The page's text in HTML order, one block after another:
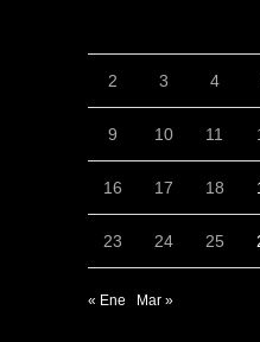
2 3 4
9 10 11
16 17 18
23 24 25
« Ene Mar »